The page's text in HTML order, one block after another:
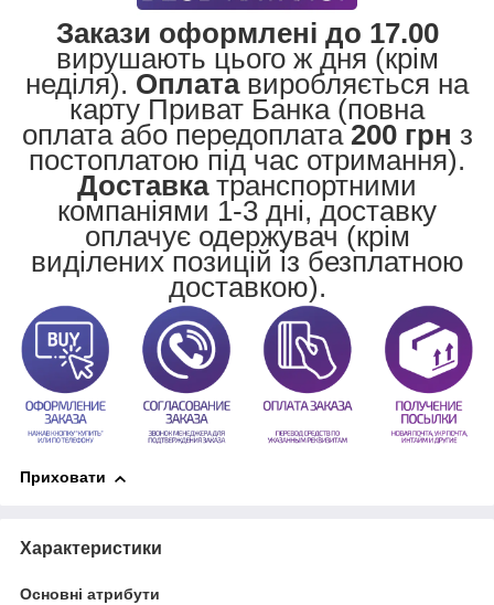
Закази оформлені до 17.00
вирушають цього ж дня (крім
неділя). Оплатавиробляється на
карту Приват Банка (повна
оплата або передоплата200 грн з
постоплатою під час отримання).
Доставкатранспортними
компаніями 1-3 дні, доставку
оплачує одержувач (крім
виділених позицій із безплатною
доставкою).
Приховати
Характеристики
Основні атрибути